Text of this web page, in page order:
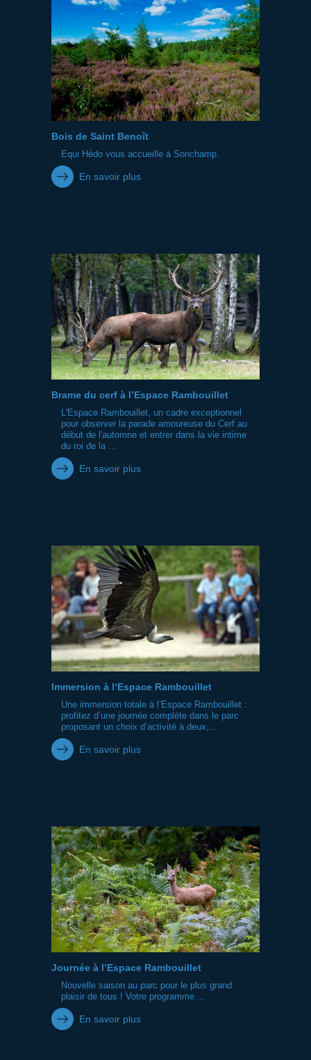
Bois de Saint Benoît
Equi Hédo vous accueille à Sonchamp.
En savoir plus
Brame du cerf à l’Espace Rambouillet
L'Espace Rambouillet, un cadre exceptionnel
pour observer la parade amoureuse du Cerf au
début de l'automne et entrer dans la vie intime
du roi de la ...
En savoir plus
Immersion à l‘Espace Rambouillet
Une immersion totale à l’Espace Rambouillet :
profitez d’une journée complète dans le parc
proposant un choix d’activité à deux,...
En savoir plus
Journée à l’Espace Rambouillet
Nouvelle saison au parc pour le plus grand
plaisir de tous ! Votre programme ...
En savoir plus